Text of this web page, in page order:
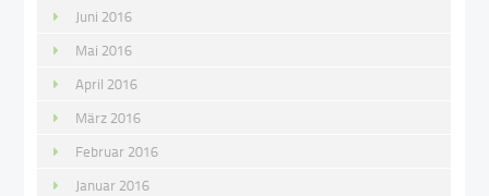
Juni 2016
Mai 2016
April 2016
März 2016
Februar 2016
Januar 2016